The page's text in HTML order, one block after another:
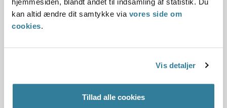
hjemmesiden, blandt andet til indsamling af statistik. Du
kan altid ændre dit samtykke via vores side om
cookies.
Vis detaljer
Tillad alle cookies
(godkendelsesbekendtgørelsens § 8).
Fase 3